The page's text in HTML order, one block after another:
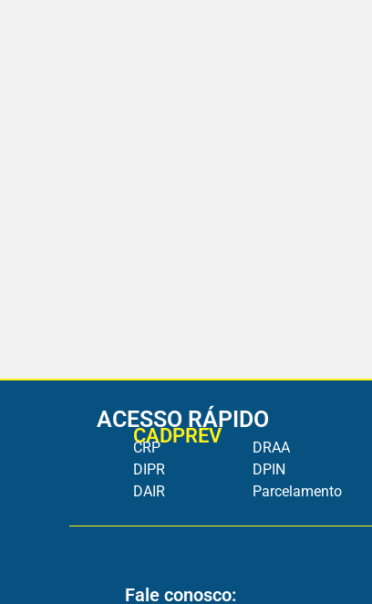
ACESSO RÁPIDO
CADPREV
CRP
DIPR
DAIR
DRAA
DPIN
Parcelamento
Fale conosco: